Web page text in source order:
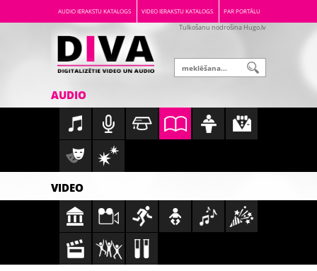
AUDIO IERAKSTU KATALOGS VIDEO IERAKSTU KATALOGS PAR PORTĀLU
Tulkošanu nodrošina Hugo.lv
AUDIO
VIDEO